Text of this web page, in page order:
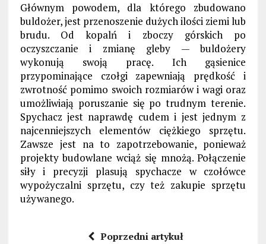
Głównym powodem, dla którego zbudowano
buldożer, jest przenoszenie dużych ilości ziemi lub
brudu. Od kopalń i zboczy górskich po
oczyszczanie i zmianę gleby — buldożery
wykonują swoją pracę. Ich gąsienice
przypominające czołgi zapewniają prędkość i
zwrotność pomimo swoich rozmiarów i wagi oraz
umożliwiają poruszanie się po trudnym terenie.
Spychacz jest naprawdę cudem i jest jednym z
najcenniejszych elementów ciężkiego sprzętu.
Zawsze jest na to zapotrzebowanie, ponieważ
projekty budowlane wciąż się mnożą. Połączenie
siły i precyzji plasują spychacze w czołówce
wypożyczalni sprzętu, czy też zakupie sprzętu
używanego.
Poprzedni artykuł